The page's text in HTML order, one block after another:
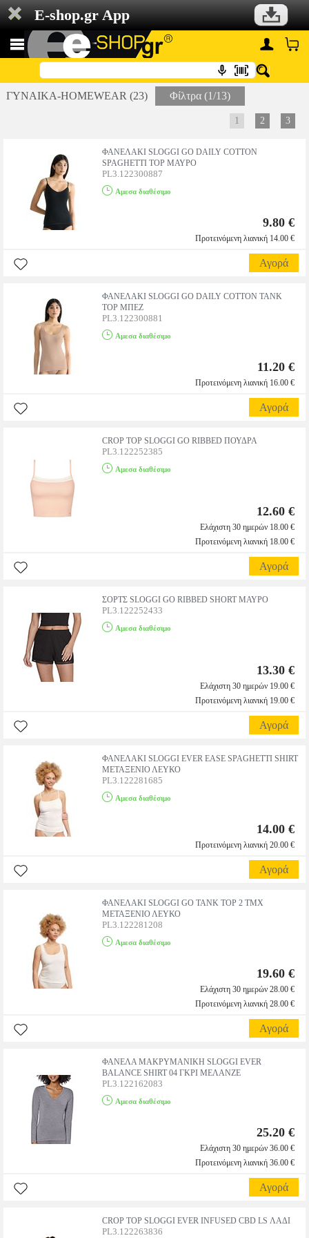
E-shop.gr App
ΓΥΝΑΙΚΑ-HOMEWEAR (23) Φίλτρα (1/13)
1 2 3
ΦΑΝΕΛΑΚΙ SLOGGI GO DAILY COTTON
SPAGHETTI TOP ΜΑΥΡΟ
PL3.122300887
Αμεσα διαθέσιμο
9.80 €
Προτεινόμενη λιανική 14.00 €
Αγορά
ΦΑΝΕΛΑΚΙ SLOGGI GO DAILY COTTON TANK
TOP ΜΠΕΖ
PL3.122300881
Αμεσα διαθέσιμο
11.20 €
Προτεινόμενη λιανική 16.00 €
Αγορά
CROP TOP SLOGGI GO RIBBED ΠΟΥΔΡΑ
PL3.122252385
Αμεσα διαθέσιμο
12.60 €
Ελάχιστη 30 ημερών 18.00 €
Προτεινόμενη λιανική 18.00 €
Αγορά
ΣΟΡΤΣ SLOGGI GO RIBBED SHORT ΜΑΥΡΟ
PL3.122252433
Αμεσα διαθέσιμο
13.30 €
Ελάχιστη 30 ημερών 19.00 €
Προτεινόμενη λιανική 19.00 €
Αγορά
ΦΑΝΕΛΑΚΙ SLOGGI EVER EASE SPAGHETTI SHIRT
ΜΕΤΑΞΕΝΙΟ ΛΕΥΚΟ
PL3.122281685
Αμεσα διαθέσιμο
14.00 €
Προτεινόμενη λιανική 20.00 €
Αγορά
ΦΑΝΕΛΑΚΙ SLOGGI GO TANK TOP 2 ΤΜΧ
ΜΕΤΑΞΕΝΙΟ ΛΕΥΚΟ
PL3.122281208
Αμεσα διαθέσιμο
19.60 €
Ελάχιστη 30 ημερών 28.00 €
Προτεινόμενη λιανική 28.00 €
Αγορά
ΦΑΝΕΛΑ ΜΑΚΡΥΜΑΝΙΚΗ SLOGGI EVER
BALANCE SHIRT 04 ΓΚΡΙ ΜΕΛΑΝΖΕ
PL3.122162083
Αμεσα διαθέσιμο
25.20 €
Ελάχιστη 30 ημερών 36.00 €
Προτεινόμενη λιανική 36.00 €
Αγορά
CROP TOP SLOGGI EVER INFUSED CBD LS ΛΑΔΙ
PL3.122263836